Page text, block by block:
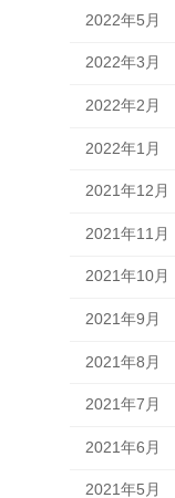
2022年5月
2022年3月
2022年2月
2022年1月
2021年12月
2021年11月
2021年10月
2021年9月
2021年8月
2021年7月
2021年6月
2021年5月